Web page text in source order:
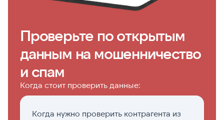
Проверьте по открытым
данным на мошенничество
и спам
Когда стоит проверить данные:
Когда нужно проверить контрагента из